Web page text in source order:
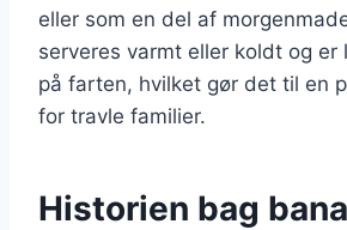
eller som en del af
serveres varmt eller koldt og er
på farten, hvilket gør det til en
for travle familier.
Historien bag